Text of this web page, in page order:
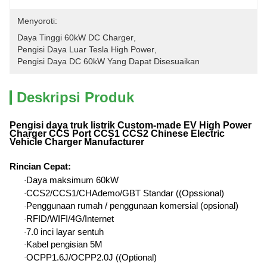
Menyoroti:
Daya Tinggi 60kW DC Charger
Pengisi Daya Luar Tesla High Power
Pengisi Daya DC 60kW Yang Dapat Disesuaikan
Deskripsi Produk
Pengisi daya truk listrik Custom-made EV High Power
Charger CCS Port CCS1 CCS2 Chinese Electric
Vehicle Charger Manufacturer
Rincian Cepat:
· Daya maksimum 60kW
·CCS2/CCS1/CHAdemo/GBT Standar ((Opssional)
· Penggunaan rumah / penggunaan komersial (opsional)
· RFID/WIFI/4G/Internet
·7.0 inci layar sentuh
· Kabel pengisian 5M
·OCPP1.6J/OCPP2.0J ((Optional)